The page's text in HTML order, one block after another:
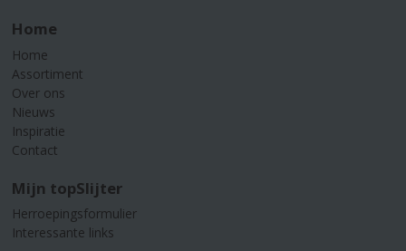
Home
Home
Assortiment
Over ons
Nieuws
Inspiratie
Contact
Mijn topSlijter
Herroepingsformulier
Interessante links